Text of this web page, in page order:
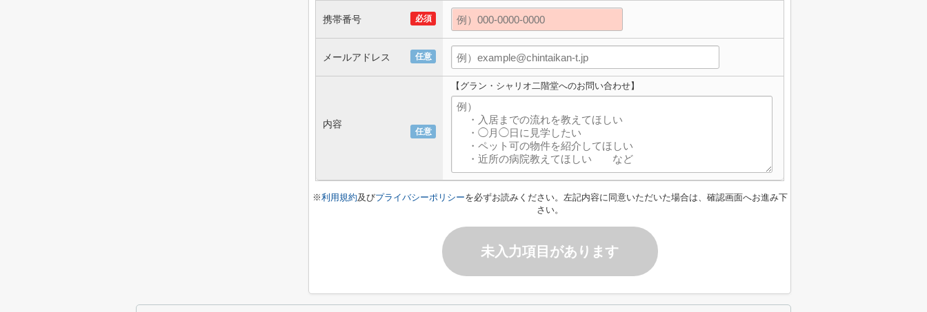
必須
携帯番号
任意
メールアドレス
任意
内容
【グラン・シャリオ二階堂へのお問い合わせ】
※利用規約及びプライバシーポリシーを必ずお読みください。左記内容に同意いただいた場合は、確認画面へお進み下
さい。
未入力項目があります